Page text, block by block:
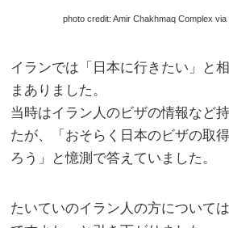
photo credit: Amir Chakhmaq Complex
イランでは「日本に行きたい」と
まありました。
当時はイラン人のビザの情報など
たが、「おそらく日本のビザの取
ろう」と憶測で答えていました。
たいていのイラン人の方について